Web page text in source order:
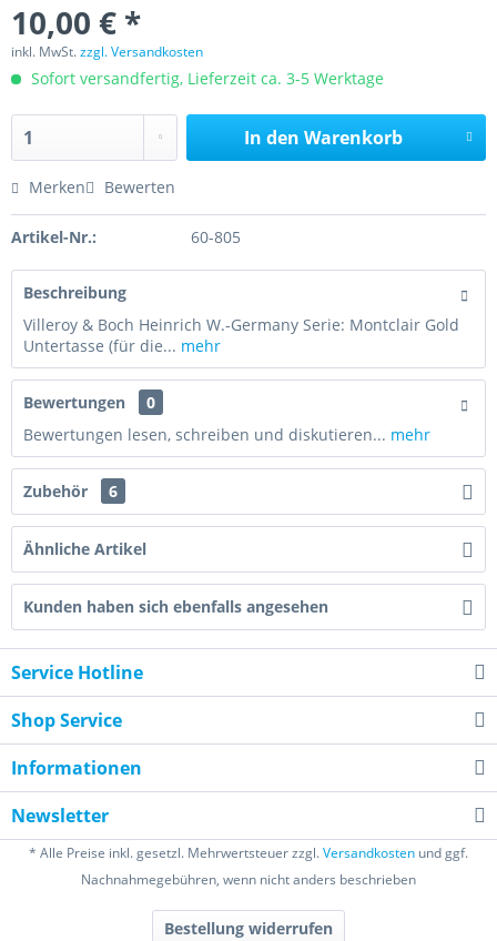
10,00 € *
inkl. MwSt.zzgl. Versandkosten
Sofort versandfertig, Lieferzeit ca. 3-5 Werktage
In den Warenkorb
Merken Bewerten
Artikel-Nr.: 60-805
Beschreibung
Villeroy & Boch Heinrich W.-Germany Serie: Montclair Gold
Untertasse (für die... mehr
Bewertungen
0
Bewertungen lesen, schreiben und diskutieren... mehr
Zubehör 6
Ähnliche Artikel
Kunden haben sich ebenfalls angesehen
Service Hotline
Shop Service
Informationen
Newsletter
* Alle Preise inkl. gesetzl. Mehrwertsteuer zzgl.Versandkosten und ggf.
Nachnahmegebühren, wenn nicht anders beschrieben
Bestellung widerrufen